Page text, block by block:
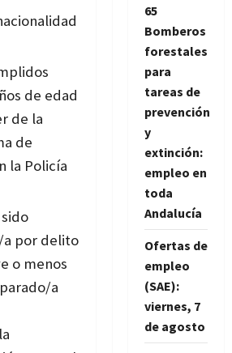
de edad
de la
de
la Policía
por delito
o menos
a
65
Bomberos
forestales
para
tareas de
prevención
y
extinción:
empleo en
toda
Andalucía
Ofertas de
empleo
(SAE):
viernes, 7
de agosto